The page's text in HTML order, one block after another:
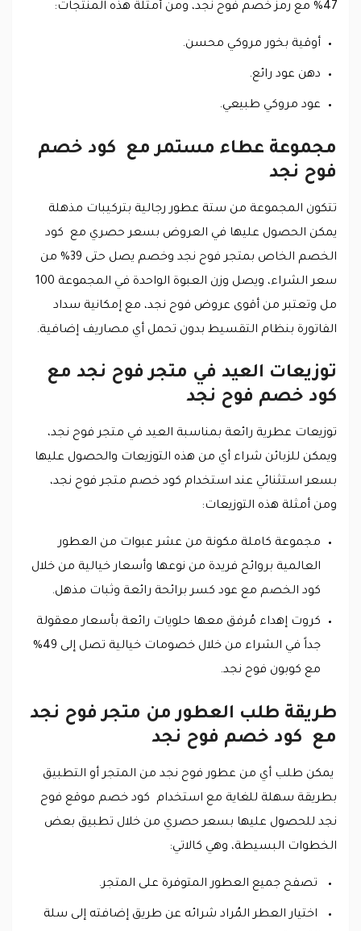
47% مع رمز خصم فوح نجد، ومن أمثلة هذه المنتجات:
أوقية بخور مروكي محسن.
دهن عود رائع.
عود مروكي طبيعي.
مجموعة عطاء مستمر مع كود خصم
فوح نجد
تتكون المجموعة من ستة عطور رجالية بتركيبات مذهلة
يمكن الحصول عليها في العروض بسعر حصري مع كود
الخصم الخاص بمتجر فوح نجد وخصم يصل حتى 39% من
سعر الشراء، ويصل وزن العبوة الواحدة في المجموعة 100
مل وتعتبر من أقوى عروض فوح نجد، مع إمكانية سداد
الفاتورة بنظام التقسيط بدون تحمل أي مصاريف إضافية.
توزيعات العيد في متجر فوح نجد مع
كود خصم فوح نجد
توزيعات عطرية رائعة بمناسبة العيد في متجر فوح نجد،
ويمكن للزبائن شراء أي من هذه التوزيعات والحصول عليها
بسعر استثنائي عند استخدام كود خصم متجر فوح نجد،
ومن أمثلة هذه التوزيعات:
مجموعة كاملة مكونة من عشر عبوات من العطور
العالمية بروائح فريدة من نوعها وأسعار خيالية من خلال
كود الخصم مع عود كسر برائحة رائعة وثبات مذهل.
كروت إهداء مُرفق معها حلويات رائعة بأسعار معقولة
جداً في الشراء من خلال خصومات خيالية تصل إلى 49%
مع كوبون فوح نجد.
طريقة طلب العطور من متجر فوح نجد
مع كود خصم فوح نجد
يمكن طلب أي من عطور فوح نجد من المتجر أو التطبيق
بطريقة سهلة للغاية مع استخدام كود خصم موقع فوح
نجد للحصول عليها بسعر حصري من خلال تطبيق بعض
الخطوات البسيطة، وهي كالاتي:
تصفح جميع العطور المتوفرة على المتجر.
اختيار العطر المُراد شرائه عن طريق إضافته إلى سلة